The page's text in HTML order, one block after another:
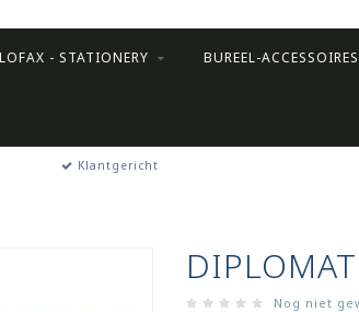
- STATIONERY BUREEL-ACCESSOIRES
Klantgericht
Nog niet